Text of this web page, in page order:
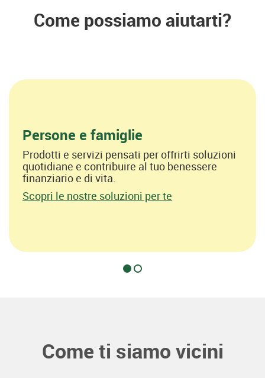
Come possiamo aiutarti?
Persone e famiglie
Prodotti e servizi pensati per offrirti soluzioni
quotidiane e contribuire al tuo benessere
finanziario e di vita.
Scopri le nostre soluzioni per te
Come ti siamo vicini